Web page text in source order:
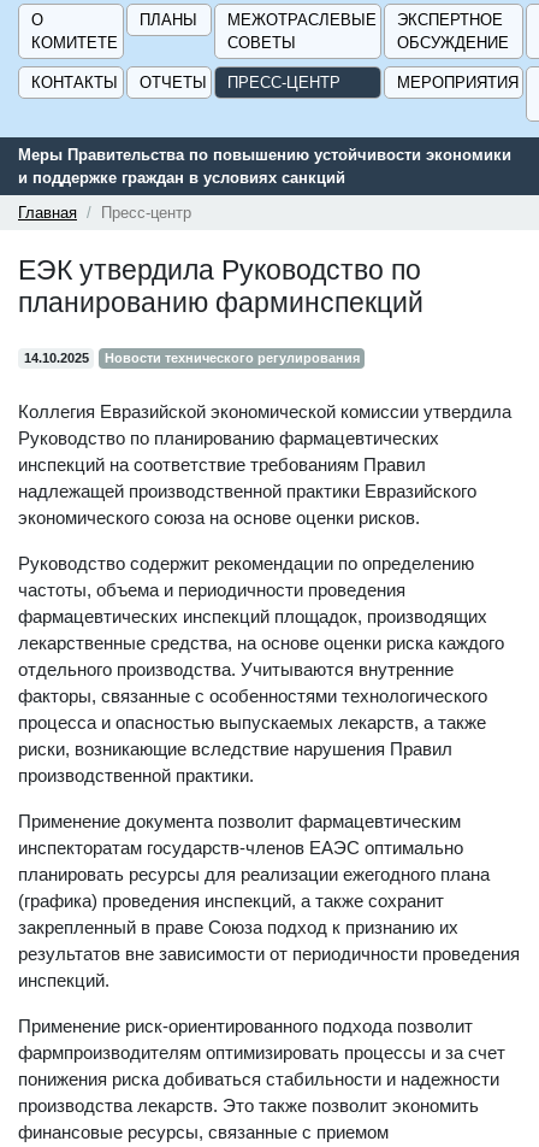
О
КОМИТЕТЕ
ПЛАНЫ
МЕЖОТРАСЛЕВЫЕ
СОВЕТЫ
ЭКСПЕРТНОЕ
ОБСУЖДЕНИЕ
КОНТАКТЫ ОТЧЕТЫ ПРЕСС-ЦЕНТР МЕРОПРИЯТИЯ
Меры Правительства по повышению устойчивости экономики
и поддержке граждан в условиях санкций
Главная
Пресс-центр
ЕЭК утвердила Руководство по
планированию фарминспекций
14.10.2025 Новости технического регулирования
Коллегия Евразийской экономической комиссии утвердила
Руководство по планированию фармацевтических
инспекций на соответствие требованиям Правил
надлежащей производственной практики Евразийского
экономического союза на основе оценки рисков.
Руководство содержит рекомендации по определению
частоты, объема и периодичности проведения
фармацевтических инспекций площадок, производящих
лекарственные средства, на основе оценки риска каждого
отдельного производства. Учитываются внутренние
факторы, связанные с особенностями технологического
процесса и опасностью выпускаемых лекарств, а также
риски, возникающие вследствие нарушения Правил
производственной практики.
Применение документа позволит фармацевтическим
инспекторатам государств-членов ЕАЭС оптимально
планировать ресурсы для реализации ежегодного плана
(графика) проведения инспекций, а также сохранит
закрепленный в праве Союза подход к признанию их
результатов вне зависимости от периодичности проведения
инспекций.
Применение риск-ориентированного подхода позволит
фармпроизводителям оптимизировать процессы и за счет
понижения риска добиваться стабильности и надежности
производства лекарств. Это также позволит экономить
финансовые ресурсы, связанные с приемом